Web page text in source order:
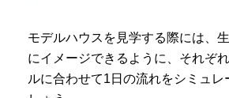
モデルハウスを見学する際には、
にイメージできるように、それぞ
ルに合わせて1日の流れをシミュレ